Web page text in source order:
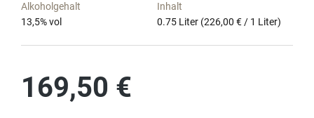
Alkoholgehalt
13,5% vol
Inhalt
0.75 Liter (226,00 € / 1 Liter)
169,50 €